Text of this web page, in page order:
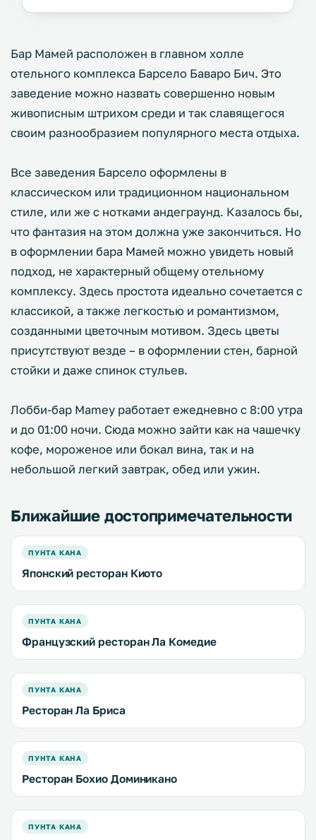
Бар Мамей расположен в главном холле
отельного комплекса Барсело Баваро Бич. Это
заведение можно назвать совершенно новым
живописным штрихом среди и так славящегося
своим разнообразием популярного места отдыха.
Все заведения Барсело оформлены в
классическом или традиционном национальном
стиле, или же с нотками андеграунд. Казалось бы,
что фантазия на этом должна уже закончиться. Но
в оформлении бара Мамей можно увидеть новый
подход, не характерный общему отельному
комплексу. Здесь простота идеально сочетается с
классикой, а также легкостью и романтизмом,
созданными цветочным мотивом. Здесь цветы
присутствуют везде – в оформлении стен, барной
стойки и даже спинок стульев.
Лобби-бар Mamey работает ежедневно с 8:00 утра
и до 01:00 ночи. Сюда можно зайти как на чашечку
кофе, мороженое или бокал вина, так и на
небольшой легкий завтрак, обед или ужин.
Ближайшие достопримечательности
ПУНТА КАНА
Японский ресторан Киото
ПУНТА КАНА
Французский ресторан Ла Комедие
ПУНТА КАНА
Ресторан Ла Бриса
ПУНТА КАНА
Ресторан Бохио Доминикано
ПУНТА КАНА